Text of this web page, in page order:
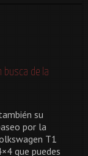
busca de la
su
por la
T1
que puedes